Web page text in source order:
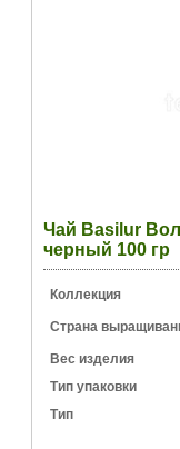
Чай Basilur
черный 100 гр
Коллекция
Страна
Вес изделия
Тип упаковки
Тип